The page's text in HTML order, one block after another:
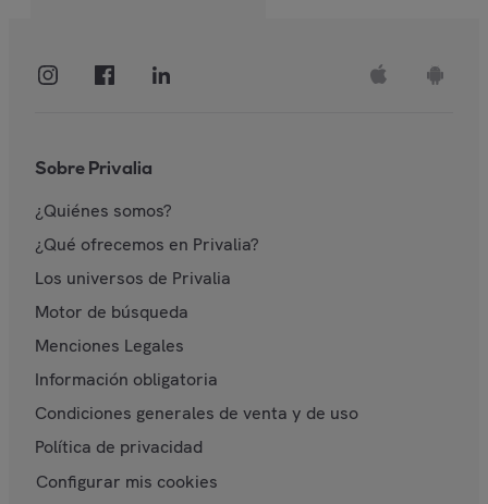
Sobre Privalia
¿Quiénes somos?
¿Qué ofrecemos en Privalia?
Los universos de Privalia
Motor de búsqueda
Menciones Legales
Información obligatoria
Condiciones generales de venta y de uso
Política de privacidad
Configurar mis cookies